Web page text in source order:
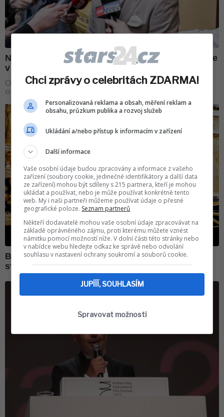
Chci zprávy o celebritách ZDARMA!
Personalizovaná reklama a obsah, měření reklam a
obsahu, průzkum publika a rozvoj služeb
Ukládání a/nebo přístup k informacím v zařízení
Další informace
Vaše osobní údaje budou zpracovány a informace z vašeho
zařízení (soubory cookie, jedinečné identifikátory a další data
ze zařízení) mohou být sdíleny s 215 partnera, kteří je mohou
ukládat a používat, nebo je může používat konkrétně tento
web. My i naši partneři můžeme používat údaje o přesné
geografické poloze. Seznam partnerů
Někteří dodavatelé mohou vaše osobní údaje zpracovávat na
základě oprávněného zájmu, proti kterému můžete vznést
námitku pomocí možností níže. V dolní části této stránky nebo
v nabídce webu hledejte odkaz ke správě nebo odvolání
souhlasu v nastavení ochrany soukromí a souborů cookie.
JUPÍÍÍ, SOUHLASÍM
Spravovat možnosti